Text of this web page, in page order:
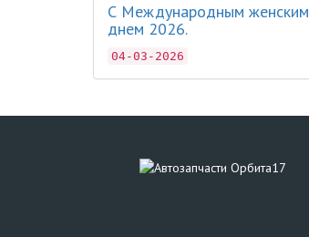
С Международным женским
днем 2026.
04-03-2026